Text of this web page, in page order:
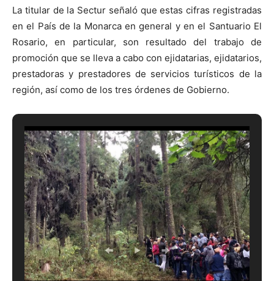
La titular de la Sectur señaló que estas cifras registradas
en el País de la Monarca en general y en el Santuario El
Rosario, en particular, son resultado del trabajo de
promoción que se lleva a cabo con ejidatarias, ejidatarios,
prestadoras y prestadores de servicios turísticos de la
región, así como de los tres órdenes de Gobierno.